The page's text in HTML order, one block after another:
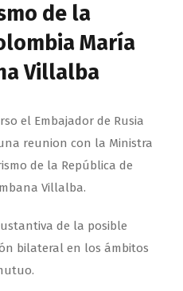
de la
María
Villalba
el Embajador de Rusia
reunion con la Ministra
de la República de
Villalba.
de la posible
bilateral en los ámbitos